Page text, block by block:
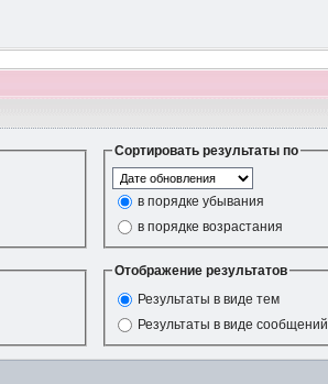
Сортировать результаты по
в порядке убывания
в порядке возрастания
Отображение результатов
Результаты в виде тем
Результаты в виде сообщений